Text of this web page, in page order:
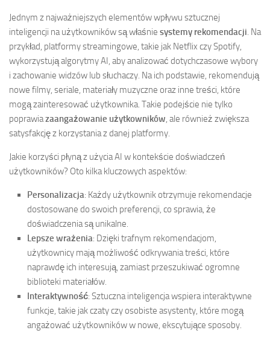
Jednym z najważniejszych elementów wpływu sztucznej
inteligencji na użytkowników są właśnie systemy rekomendacji. Na
przykład, platformy streamingowe, takie jak Netflix czy Spotify,
wykorzystują algorytmy AI, aby analizować dotychczasowe wybory
i zachowanie widzów lub słuchaczy. Na ich podstawie, rekomendują
nowe filmy, seriale, materiały muzyczne oraz inne treści, które
mogą zainteresować użytkownika. Takie podejście nie tylko
poprawiazaangażowanie użytkowników, ale również zwiększa
satysfakcję z korzystania z danej platformy.
Jakie korzyści płyną z użycia AI w kontekście doświadczeń
użytkowników? Oto kilka kluczowych aspektów:
Personalizacja: Każdy użytkownik otrzymuje rekomendacje
dostosowane do swoich preferencji, co sprawia, że
doświadczenia są unikalne.
Lepsze wrażenia: Dzięki trafnym rekomendacjom,
użytkownicy mają możliwość odkrywania treści, które
naprawdę ich interesują, zamiast przeszukiwać ogromne
biblioteki materiałów.
Interaktywność: Sztuczna inteligencja wspiera interaktywne
funkcje, takie jak czaty czy osobiste asystenty, które mogą
angażować użytkowników w nowe, ekscytujące sposoby.